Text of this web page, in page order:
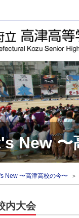
New 〜
New 〜高津高校の今〜 ＞
内大会